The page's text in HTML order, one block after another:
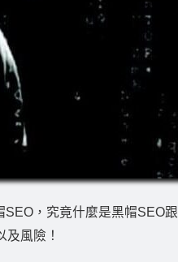
，究竟什麼是黑帽SEO跟
風險！